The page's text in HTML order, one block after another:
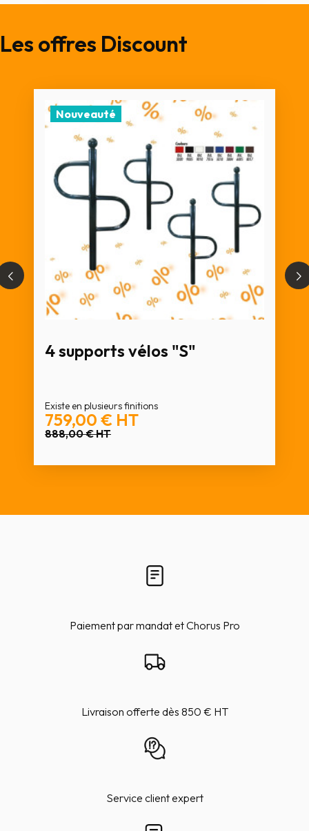
Les offres Discount
4 supports vélos "S"
Existe en plusieurs finitions
759,00 € HT
888,00 €HT
Nouveauté
Paiement par mandat et Chorus Pro
Livraison offerte dès 850 € HT
Service client expert